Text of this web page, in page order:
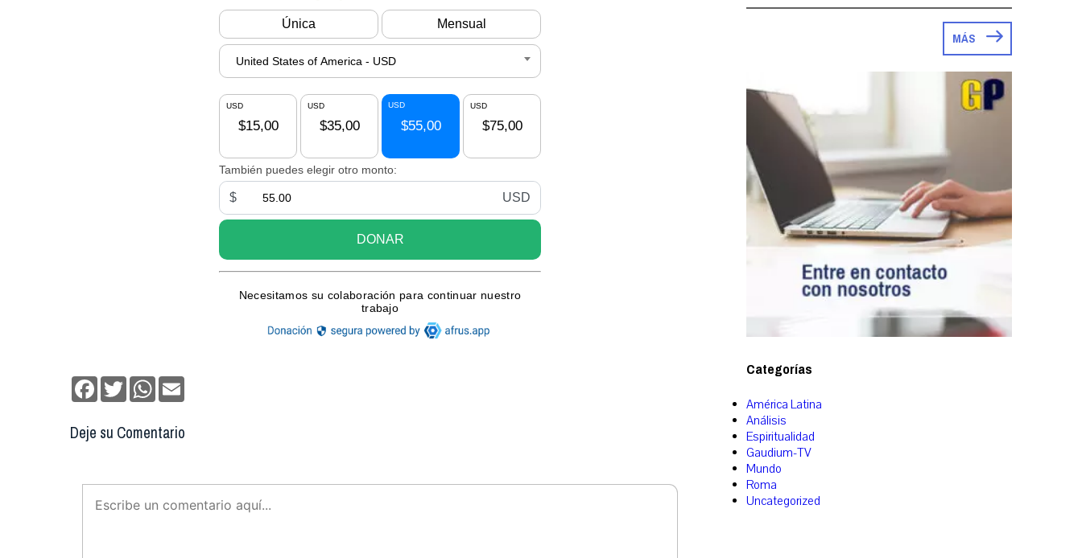
Facebook
TwitterWhatsApp
Deje su Comentario
MÁS
Categorías
América Latina
Análisis
Espiritualidad
Gaudium-TV
Mundo
Roma
Uncategorized